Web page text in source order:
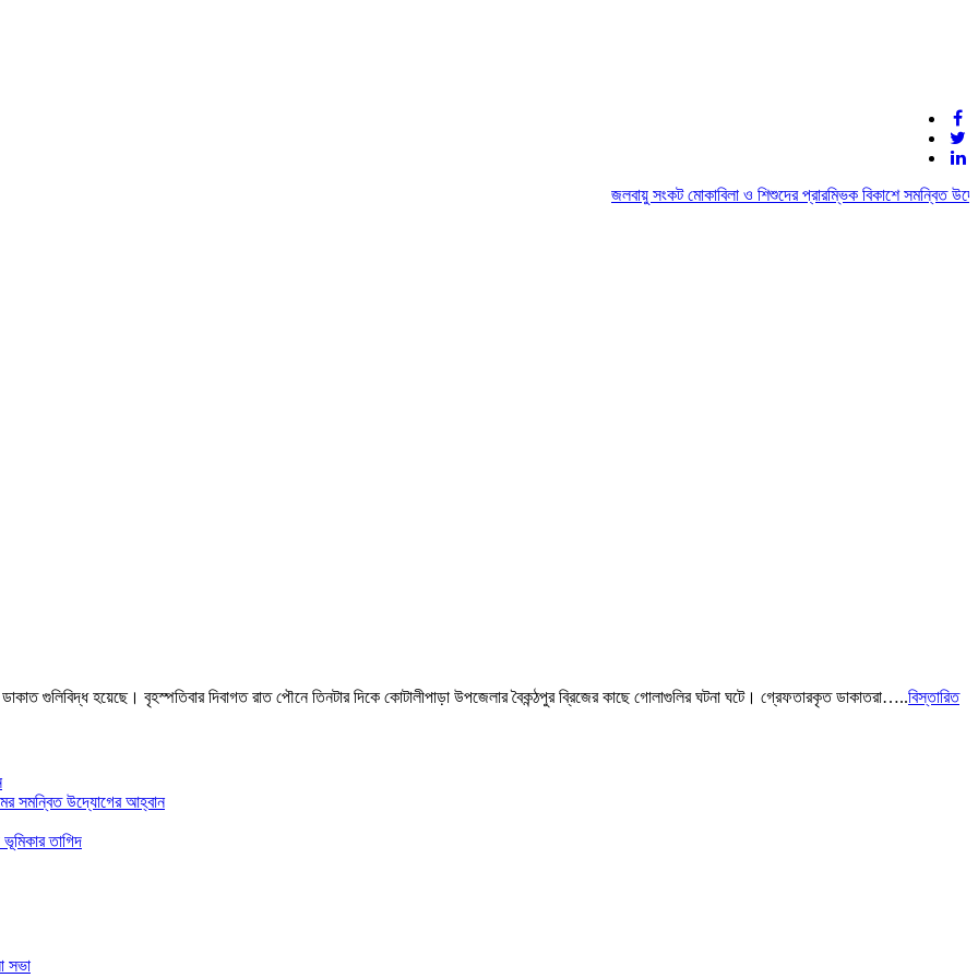
জলবায়ু সংকট মোকাবিলা ও শিশুদের প্রারম্ভিক বিকাশে সমন্বিত
গুলিবিদ্ধ হয়েছে। বৃহস্পতিবার দিবাগত রাত পৌনে তিনটার দিকে কোটালীপাড়া উপজেলার বৈকন্ঠপুর ব্রিজের কাছে গোলাগুলির ঘটনা ঘটে। গ্রেফতারকৃত ডাকাতরা…..বিস্তারিত
সমন্বিত উদ্যোগের আহ্বান
তাগিদ
সভা